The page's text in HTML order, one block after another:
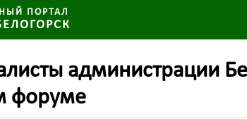
ПОРТАЛ
администрации
форуме